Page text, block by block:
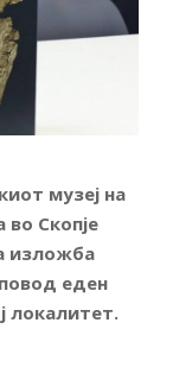
музеј на
во Скопје
изложба
еден
локалитет.